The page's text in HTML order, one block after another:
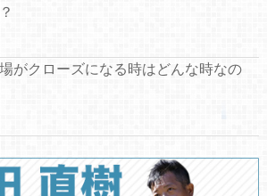
がクローズになる時はどんな時なの